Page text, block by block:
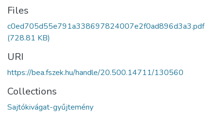
Files
c0ed705d55e791a338697824007e2f0ad896d3a3.pdf
(728.81 KB)
URI
https://bea.fszek.hu/handle/20.500.14711/130560
Collections
Sajtókivágat-gyűjtemény